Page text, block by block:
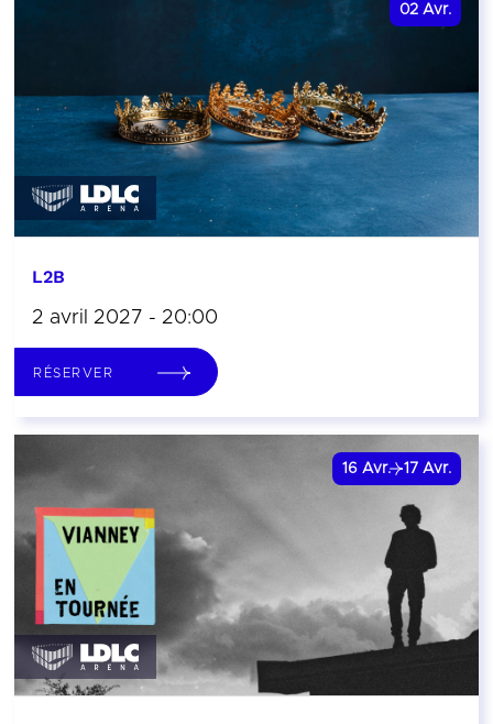
02 Avr.
L2B
2 avril 2027 - 20:00
RÉSERVER
16 Avr. 17 Avr.